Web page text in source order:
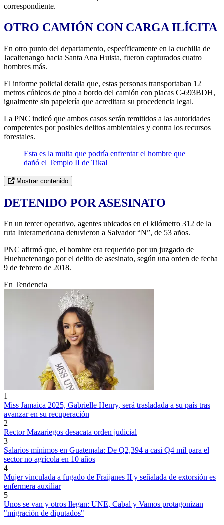
correspondiente.
OTRO CAMIÓN CON CARGA ILÍCITA
En otro punto del departamento, específicamente en la cuchilla de
Jacaltenango hacia Santa Ana Huista, fueron capturados cuatro
hombres más.
El informe policial detalla que, estas personas transportaban 12
metros cúbicos de pino a bordo del camión con placas C-693BDH,
igualmente sin papelería que acreditara su procedencia legal.
La PNC indicó que ambos casos serán remitidos a las autoridades
competentes por posibles delitos ambientales y contra los recursos
forestales.
Esta es la multa que podría enfrentar el hombre que
dañó el Templo II de Tikal
Mostrar contenido
DETENIDO POR ASESINATO
En un tercer operativo, agentes ubicados en el kilómetro 312 de la
ruta Interamericana detuvieron a Salvador “N”, de 53 años.
PNC afirmó que, el hombre era requerido por un juzgado de
Huehuetenango por el delito de asesinato, según una orden de fecha
9 de febrero de 2018.
En Tendencia
1
Miss Jamaica 2025, Gabrielle Henry, será trasladada a su país tras
avanzar en su recuperación
2
Rector Mazariegos desacata orden judicial
3
Salarios mínimos en Guatemala: De Q2,394 a casi Q4 mil para el
sector no agrícola en 10 años
4
Mujer vinculada a fugado de Fraijanes II y señalada de extorsión es
enfermera auxiliar
5
Unos se van y otros llegan: UNE, Cabal y Vamos protagonizan
"migración de diputados"